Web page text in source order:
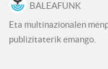
BALEAFUNK
Eta multinazionalen
publizitaterik emango.